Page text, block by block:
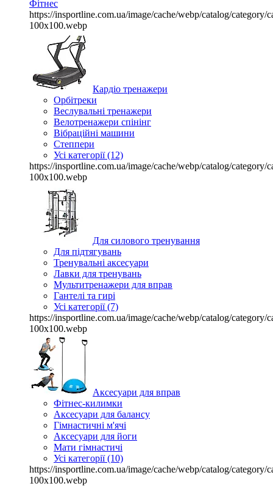
Фітнес
https://insportline.com.ua/image/cache/webp/catalog/category/
100x100.webp
Кардіо тренажери
Орбітреки
Веслувальні тренажери
Велотренажери спінінг
Вібраційні машини
Степпери
Усі категорії (12)
https://insportline.com.ua/image/cache/webp/catalog/category/
100x100.webp
Для силового тренування
Для підтягувань
Тренувальні аксесуари
Лавки для тренувань
Мультитренажери для вправ
Гантелі та гирі
Усі категорії (7)
https://insportline.com.ua/image/cache/webp/catalog/category/
100x100.webp
Аксесуари для вправ
Фітнес-килимки
Аксесуари для балансу
Гімнастичні м'ячі
Аксесуари для йоги
Мати гімнастичі
Усі категорії (10)
https://insportline.com.ua/image/cache/webp/catalog/category/
100x100.webp